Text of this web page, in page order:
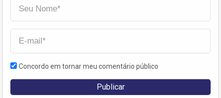
Concordo em tornar meu comentário público